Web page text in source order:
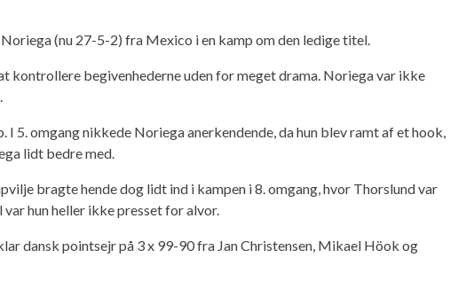
(nu 27-5-2) fra Mexico i en kamp om den ledige titel.
kontrollere begivenhederne uden for meget drama. Noriega var ikke
omgang nikkede Noriega anerkendende, da hun blev ramt af et hook,
lidt bedre med.
bragte hende dog lidt ind i kampen i 8. omgang, hvor Thorslund var
hun heller ikke presset for alvor.
dansk pointsejr på 3 x 99-90 fra Jan Christensen, Mikael Höok og